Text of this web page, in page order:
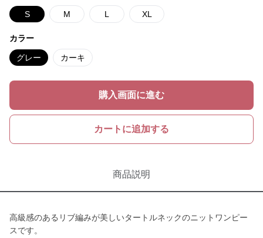
S M L XL
カラー
グレー カーキ
購入画面に進む
カートに追加する
商品説明
高級感のあるリブ編みが美しいタートルネックのニットワンピー
スです。